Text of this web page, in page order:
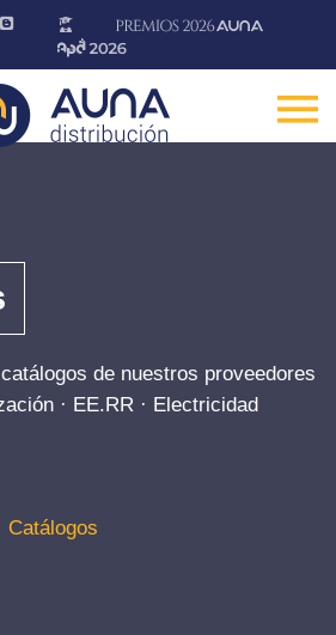
de nuestros proveedores
· EE.RR · Electricidad
Catálogos